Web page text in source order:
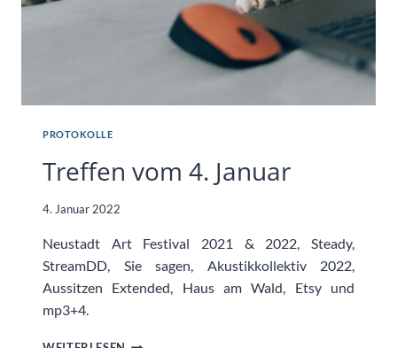
PROTOKOLLE
Treffen vom 4. Januar
4. Januar 2022
Neustadt Art Festival 2021 & 2022, Steady,
StreamDD, Sie sagen, Akustikkollektiv 2022,
Aussitzen Extended, Haus am Wald, Etsy und
mp3+4.
TREFFEN